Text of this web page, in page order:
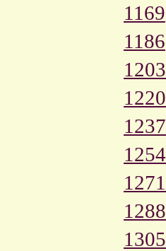
1169
1186
1203
1220
1237
1254
1271
1288
1305